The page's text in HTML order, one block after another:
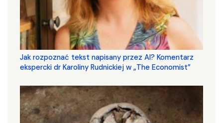
Jak rozpoznać tekst napisany przez AI? Komentarz
ekspercki dr Karoliny Rudnickiej w „The Economist”